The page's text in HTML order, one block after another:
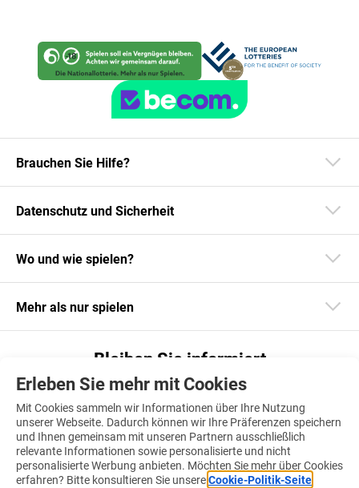
Erleben Sie mehr mit Cookies
Mit Cookies sammeln wir Informationen über Ihre Nutzung
unserer Webseite. Dadurch können wir Ihre Präferenzen speichern
und Ihnen gemeinsam mit unseren Partnern ausschließlich
relevante Informationen sowie personalisierte und nicht
personalisierte Werbung anbieten. Möchten Sie mehr über Cookies
erfahren? Bitte konsultieren Sie unsereCookie-Politik-Seite
Brauchen Sie Hilfe?
Datenschutz und Sicherheit
Wo und wie spielen?
Mehr als nur spielen
Bleiben Sie informiert
Laden Sie unsere App herunter
Finden Sie uns auch auf